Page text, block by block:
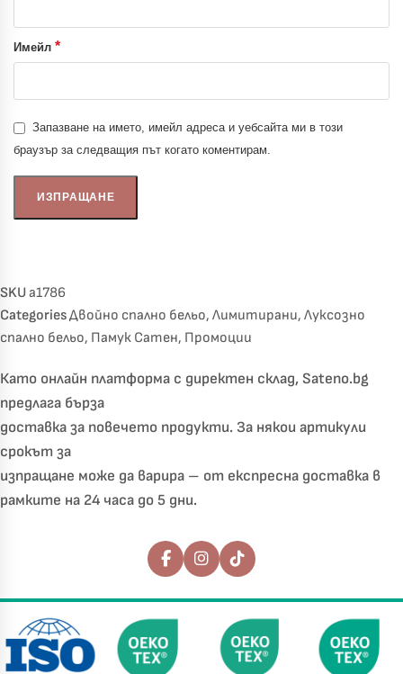
Имейл *
Запазване на името, имейл адреса и уебсайта ми в този
браузър за следващия път когато коментирам.
SKUa1786
CategoriesДвойно спално бельо, Лимитирани, Луксозно
спално бельо, Памук Сатен, Промоции
Като онлайн платформа с директен склад, Sateno.bg
предлага бърза
доставка за повечето продукти. За някои артикули
срокът за
изпращане може да варира – от експресна доставка в
рамките на 24 часа до 5 дни.
Последвайте ни